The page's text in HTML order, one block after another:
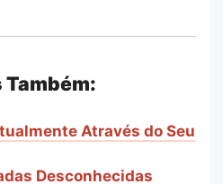
Também:
Através do Seu
Desconhecidas